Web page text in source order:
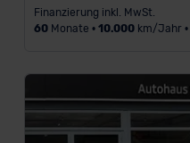
Modell
Finanzierung inkl. MwSt.
60Monate • 10.000km/Jahr •